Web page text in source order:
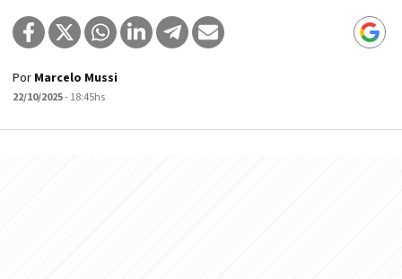
Por Marcelo Mussi
22/10/2025- 18:45hs